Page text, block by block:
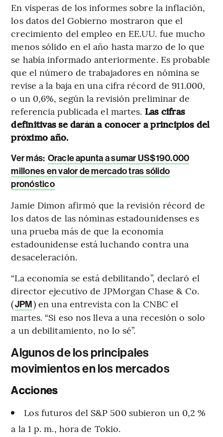
En vísperas de los informes sobre la inflación,
los datos del Gobierno mostraron que el
crecimiento del empleo en EE.UU. fue mucho
menos sólido en el año hasta marzo de lo que
se había informado anteriormente. Es probable
que el número de trabajadores en nómina se
revise a la baja en una cifra récord de 911.000,
o un 0,6%, según la revisión preliminar de
referencia publicada el martes. Las cifras
definitivas se darán a conocer a principios del
próximo año.
Ver más: Oracle apunta a sumar US$190.000
millones en valor de mercado tras sólido
pronóstico
Jamie Dimon afirmó que la revisión récord de
los datos de las nóminas estadounidenses es
una prueba más de que la economía
estadounidense está luchando contra una
desaceleración.
“La economía se está debilitando”, declaró el
director ejecutivo de JPMorgan Chase & Co.
(JPM) en una entrevista con la CNBC el
martes. “Si eso nos lleva a una recesión o solo
a un debilitamiento, no lo sé”.
Algunos de los principales
movimientos en los mercados
Acciones
Los futuros del S&P 500 subieron un 0,2 %
a la 1 p. m., hora de Tokio.